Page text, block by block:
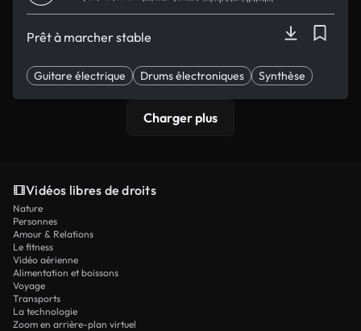
Prêt à marcher stable
Guitare électrique Drums électroniques
Synthèse
Charger plus
Vidéos libres de droits
Nature
Personnes
Amour & Relations
Le fitness
Vidéo aérienne
Alimentation et boissons
Voyage
Transports
La technologie
Zoom en arrière-plan virtuel